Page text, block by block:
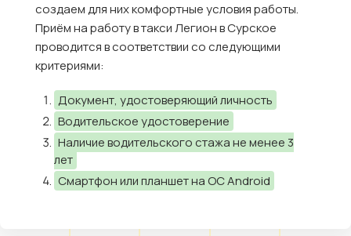
создаем для них комфортные условия работы.
Приём на работу в такси Легион в Сурское
проводится в соответствии со следующими
критериями:
Документ, удостоверяющий личность
Водительское удостоверение
Наличие водительского стажа не менее 3
лет
Смартфон или планшет на ОС Android